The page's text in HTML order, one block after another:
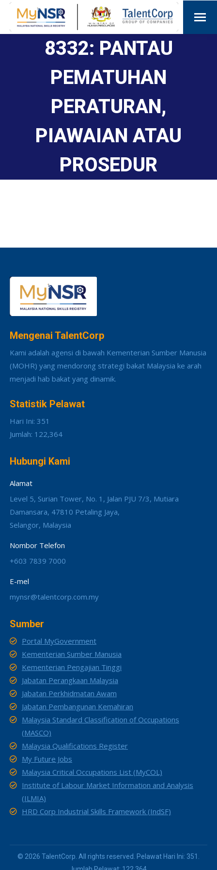
8332: PANTAU
PEMATUHAN
PERATURAN,
PIAWAIAN ATAU
PROSEDUR
Mengenai TalentCorp
Kami adalah agensi di bawah Kementerian Sumber Manusia
(MOHR) yang mendorong strategi bakat Malaysia ke arah
menjadi hab bakat yang dinamik.
Statistik Pelawat
Hari Ini: 351
Jumlah: 122,364
Hubungi Kami
Alamat
Level 5, Surian Tower, No. 1, Jalan PJU 7/3, Mutiara
Damansara, 47810 Petaling Jaya,
Selangor, Malaysia
Nombor Telefon
+603 7839 7000
E-mel
mynsr@talentcorp.com.my
Sumber
Portal MyGovernment
Kementerian Sumber Manusia
Kementerian Pengajian Tinggi
Jabatan Perangkaan Malaysia
Jabatan Perkhidmatan Awam
Jabatan Pembangunan Kemahiran
Malaysia Standard Classification of Occupations
(MASCO)
Malaysia Qualifications Register
My Future Jobs
Malaysia Critical Occupations List (MyCOL)
Institute of Labour Market Information and Analysis
(ILMIA)
HRD Corp Industrial Skills Framework (IndSF)
© 2026 TalentCorp. All rights reserved. Pelawat Hari Ini: 351.